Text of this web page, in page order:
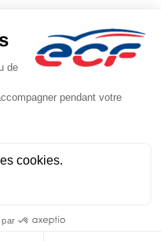
fenêtre)
(nouvelle fenêtre)
(nouvelle fenêtre)
TikTok (nouvelle fenêtre)
- Capital social: 100000€
FR 34 393817259